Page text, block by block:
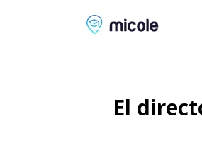
Micole, buscador de
El